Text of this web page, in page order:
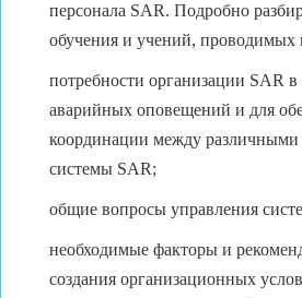
персонала SAR. Подробно
обучения и учений, проводимых
потребности организации SAR в
аварийных оповещений и для
координации между
системы SAR;
общие вопросы управления
необходимые факторы и
создания организационных